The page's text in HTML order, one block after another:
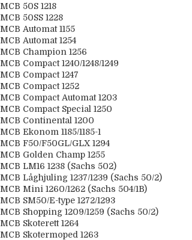
MCB 50S 1218
MCB 50SS 1228
MCB Automat 1155
MCB Automat 1254
MCB Champion 1256
MCB Compact 1240/1248/1249
MCB Compact 1247
MCB Compact 1252
MCB Compact Automat 1203
MCB Compact Special 1250
MCB Continental 1200
MCB Ekonom 1185/1185-1
MCB F50/F50GL/GLX 1294
MCB Golden Champ 1255
MCB LM16 1238 (Sachs 502)
MCB Låghjuling 1237/1239 (Sachs 50/2)
MCB Mini 1260/1262 (Sachs 504/1B)
MCB SM50/E-type 1272/1293
MCB Shopping 1209/1259 (Sachs 50/2)
MCB Skoterett 1264
MCB Skotermoped 1263